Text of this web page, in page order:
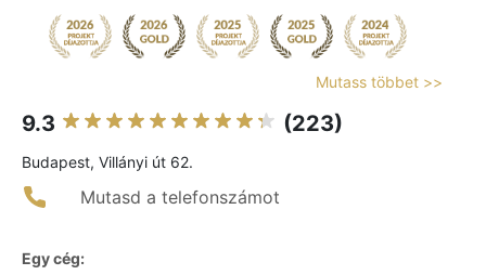
Mutass többet >>
9.3 (223)
Budapest, Villányi út 62.
Mutasd a telefonszámot
Egy cég: